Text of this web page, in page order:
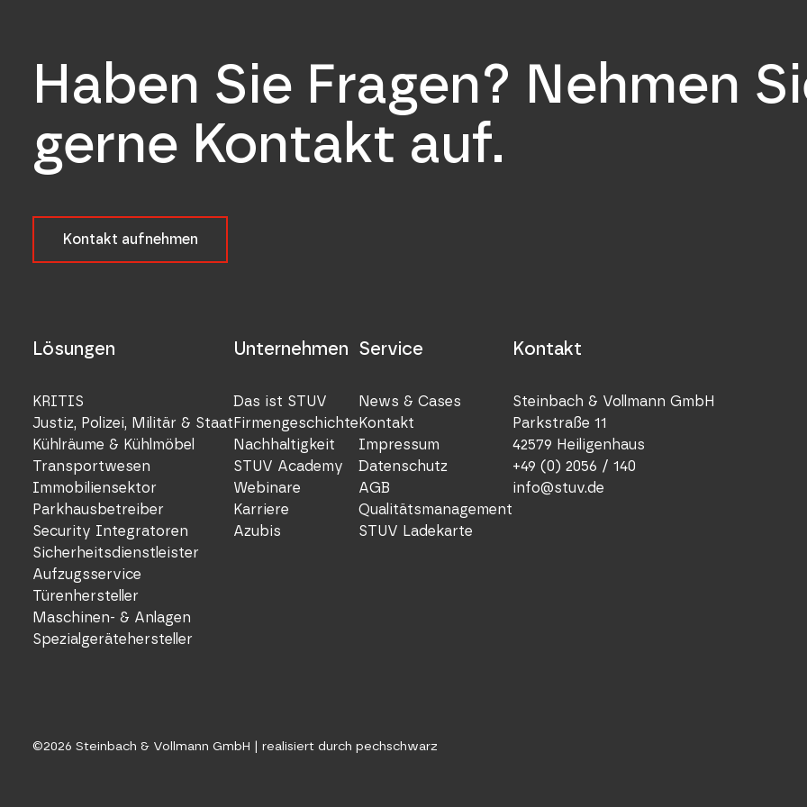
Haben Sie Fragen? Nehmen
gerne Kontakt auf.
Kontakt aufnehmen
Lösungen
KRITIS
Justiz, Polizei, Militär & Staat
Kühlräume & Kühlmöbel
Transportwesen
Immobiliensektor
Parkhausbetreiber
Security Integratoren
Sicherheitsdienstleister
Aufzugsservice
Türenhersteller
Maschinen- & Anlagen
Spezialgerätehersteller
Unternehmen
Das ist STUV
Firmengeschichte
Nachhaltigkeit
STUV Academy
Webinare
Karriere
Azubis
Service
News & Cases
Kontakt
Impressum
Datenschutz
AGB
Qualitätsmanagement
STUV Ladekarte
Kontakt
Steinbach & Vollmann GmbH
Parkstraße 11
42579 Heiligenhaus
+49 (0) 2056 / 140
info@stuv.de
©2026 Steinbach & Vollmann GmbH | realisiert durch pechschwarz